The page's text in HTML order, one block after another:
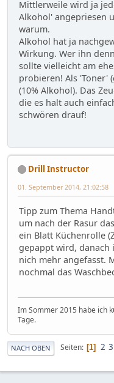
Mittlerweile wird ja
Alkohol' angepriesen
warum.
Alkohol hat ja
Wirkung. Wer ihn
sollte vielleicht am
probieren! Als 'Toner'
(10% Alkohol). Das
die es halt auch
schwören drauf!
Drill Instructor
01. September 2014, 21:02:58
Tipp zum Thema
um nach der Rasur
ein Blatt Küchenrolle
gepappt wird, danach
nich mehr angefasst.
nochmal das
Im Sommer 2015 habe ich
Tage.
NACH OBEN Seiten 1 2 3